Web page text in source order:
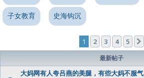
子女教育 史海钩沉
1 2 3 4 5
最新帖子
大妈网有人夸吕燕的美腿，有些大妈不服气